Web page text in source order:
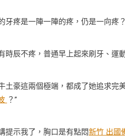
疼是一陣一陣的疼，仍是一向疼
辰不疼，普通早上起來刷牙、運
豪這兩個極端，都成了她追求完
？”
示我了，胸口是有點悶新竹 出國